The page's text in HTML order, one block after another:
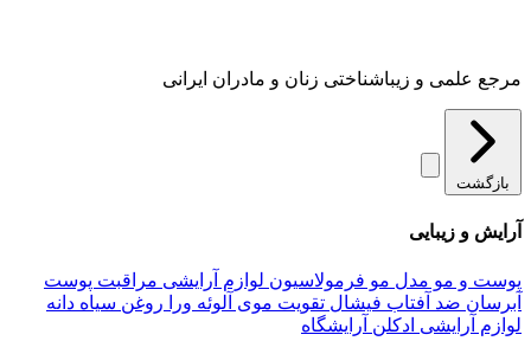
مرجع علمی و زیباشناختی زنان و مادران ایرانی
بازگشت
آرایش و زیبایی
پوست و مو مدل مو فرمولاسیون لوازم آرایشی مراقبت پوست
آبرسان ضد آفتاب فیشال تقویت موی آلوئه‌ ورا روغن سیاه دانه
لوازم آرایشی ادکلن آرایشگاه